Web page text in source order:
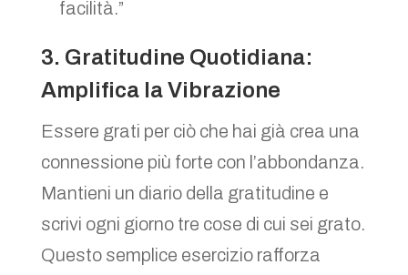
facilità.”
3. Gratitudine Quotidiana:
Amplifica la Vibrazione
Essere grati per ciò che hai già crea una
connessione più forte con l’abbondanza.
Mantieni un diario della gratitudine e
scrivi ogni giorno tre cose di cui sei grato.
Questo semplice esercizio rafforza